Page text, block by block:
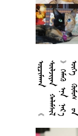




























































































































































